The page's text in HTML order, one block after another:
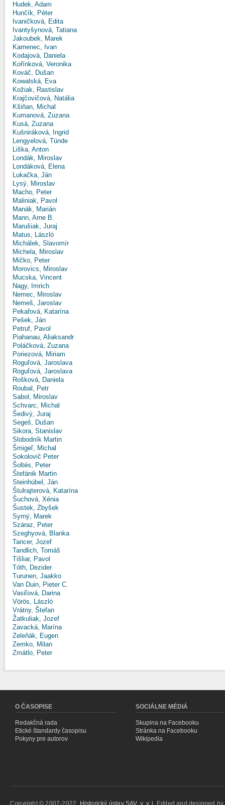
Hudek, Adam
Hunčík, Péter
Ivaničková, Edita
Ivantyšynová, Tatiana
Jakoubek, Marek
Kamenec, Ivan
Kodajová, Daniela
Kořínková, Veronika
Kováč, Dušan
Kowalská, Eva
Kožiak, Rastislav
Krajčovičová, Natália
Kšiňan, Michal
Kumanová, Zuzana
Kusá, Zuzana
Kušniráková, Ingrid
Lengyelová, Tünde
Liška, Anton
Londák, Miroslav
Londáková, Elena
Lukačka, Ján
Lysý, Miroslav
Macho, Peter
Maliniak, Pavol
Manák, Marián
Mann, Arne B.
Marušiak, Juraj
Matus, László
Michálek, Slavomír
Michela, Miroslav
Mičko, Peter
Morovics, Miroslav
Mucska, Vincent
Nagy, Imrich
Nemec, Miroslav
Nemeš, Jaroslav
Pekařová, Katarína
Pešek, Ján
Petruf, Pavol
Piahanau, Aliaksandr
Poláčková, Zuzana
Poriezová, Miriam
Roguľová, Jaroslava
Roguľová, Jaroslava
Rošková, Daniela
Roubal, Petr
Sabol, Miroslav
Schvarc, Michal
Šedivý, Juraj
Segeš, Dušan
Sikora, Stanislav
Slobodník Martin
Šmigeľ, Michal
Sokolovič Peter
Šoltés, Peter
Štefánik Martin
Steinhübel, Ján
Štulrajterová, Katarína
Šuchová, Xénia
Šustek, Zbyšek
Syrný, Marek
Száraz, Peter
Szeghyová, Blanka
Tancer, Jozef
Tandlich, Tomáš
Tišliar, Pavol
Tóth, Dezider
Turunen, Jaakko
Van Duin, Pieter C.
Vasiľová, Darina
Vörös, László
Vrátny, Štefan
Žatkuliak, Jozef
Zavacká, Marína
Zeleňák, Eugen
Zemko, Milan
Zmátlo, Peter
O ČASOPISE
Redakčná rada
Etické štandardy časopisu
Pokyny pre autorov
SOCIÁLNE MÉDIÁ
Skupina na Facebooku
Stránka na Facebooku
Wikipedia